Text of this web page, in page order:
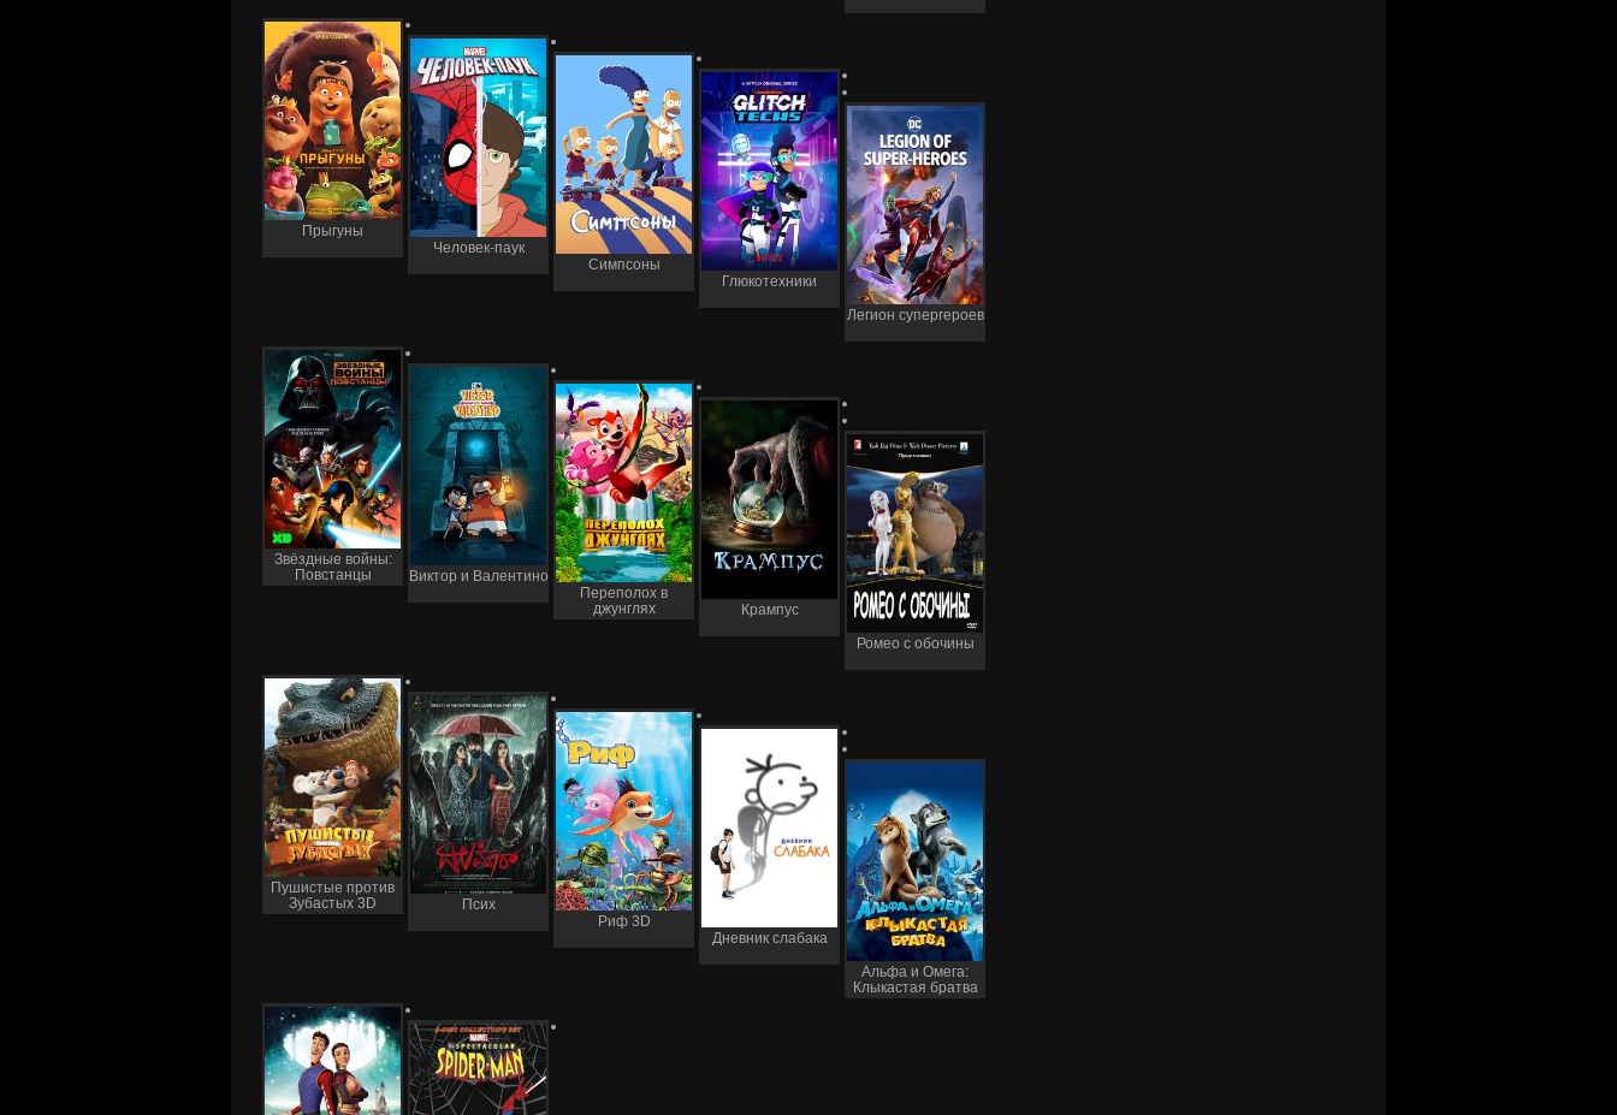
Прыгуны
Человек-паук
Симпсоны
Глюкотехники
Легион супергероев
Звёздные войны:
Повстанцы
Виктор и Валентино
Переполох в
джунглях
Крампус
Ромео с обочины
Пушистые против
Зубастых 3D
Псих
Риф 3D
Дневник слабака
Альфа и Омега:
Клыкастая братва